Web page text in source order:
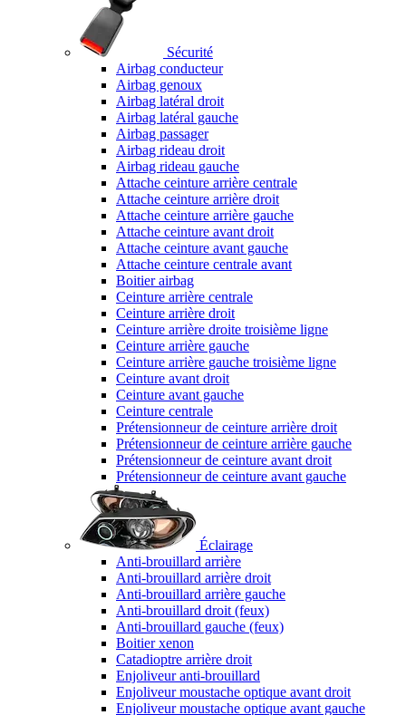
Sécurité
Airbag conducteur
Airbag genoux
Airbag latéral droit
Airbag latéral gauche
Airbag passager
Airbag rideau droit
Airbag rideau gauche
Attache ceinture arrière centrale
Attache ceinture arrière droit
Attache ceinture arrière gauche
Attache ceinture avant droit
Attache ceinture avant gauche
Attache ceinture centrale avant
Boitier airbag
Ceinture arrière centrale
Ceinture arrière droit
Ceinture arrière droite troisième ligne
Ceinture arrière gauche
Ceinture arrière gauche troisième ligne
Ceinture avant droit
Ceinture avant gauche
Ceinture centrale
Prétensionneur de ceinture arrière droit
Prétensionneur de ceinture arrière gauche
Prétensionneur de ceinture avant droit
Prétensionneur de ceinture avant gauche
Éclairage
Anti-brouillard arrière
Anti-brouillard arrière droit
Anti-brouillard arrière gauche
Anti-brouillard droit (feux)
Anti-brouillard gauche (feux)
Boitier xenon
Catadioptre arrière droit
Enjoliveur anti-brouillard
Enjoliveur moustache optique avant droit
Enjoliveur moustache optique avant gauche